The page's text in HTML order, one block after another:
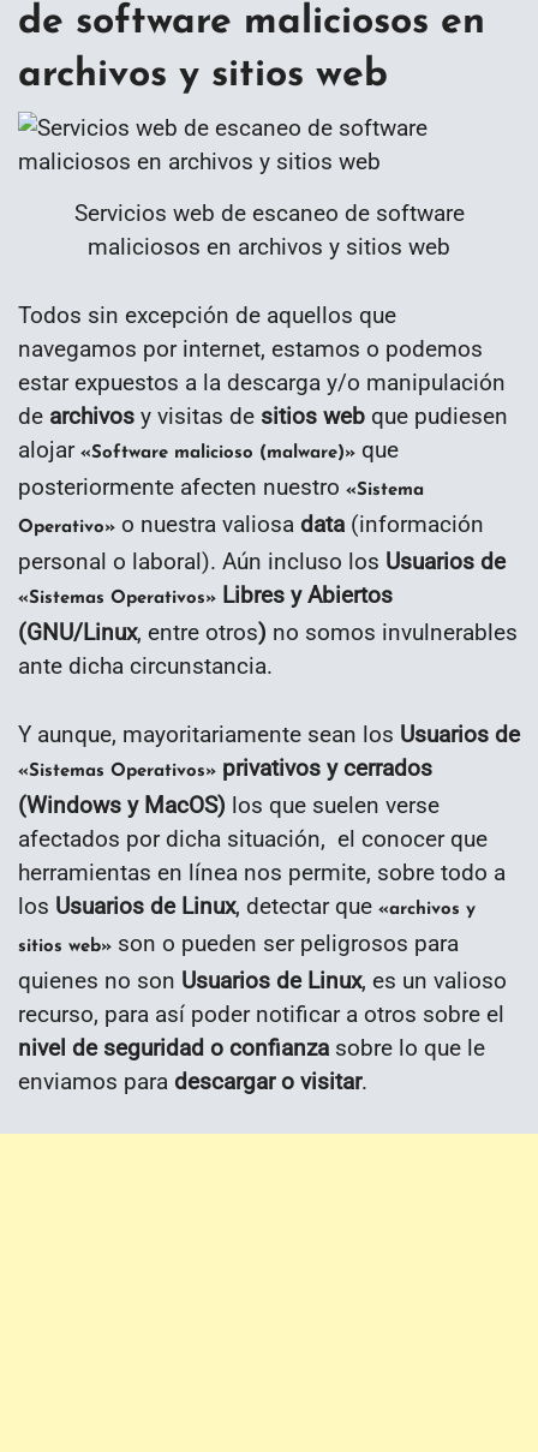
de software maliciosos en
archivos y sitios web
Servicios web de escaneo de software
maliciosos en archivos y sitios web
Todos sin excepción de aquellos que
navegamos por internet, estamos o podemos
estar expuestos a la descarga y/o manipulación
de archivos y visitas de sitios web que pudiesen
alojar «Software malicioso (malware)» que
posteriormente afecten nuestro «Sistema
Operativo» o nuestra valiosa data (información
personal o laboral). Aún incluso los Usuarios de
«Sistemas Operativos» Libres y Abiertos
(GNU/Linux, entre otros) no somos invulnerables
ante dicha circunstancia.
Y aunque, mayoritariamente sean los Usuarios de
«Sistemas Operativos» privativos y cerrados
(Windows y MacOS) los que suelen verse
afectados por dicha situación, el conocer que
herramientas en línea nos permite, sobre todo a
los Usuarios de Linux, detectar que «archivos y
sitios web» son o pueden ser peligrosos para
quienes no son Usuarios de Linux, es un valioso
recurso, para así poder notificar a otros sobre el
nivel de seguridad o confianza sobre lo que le
enviamos para descargar o visitar.